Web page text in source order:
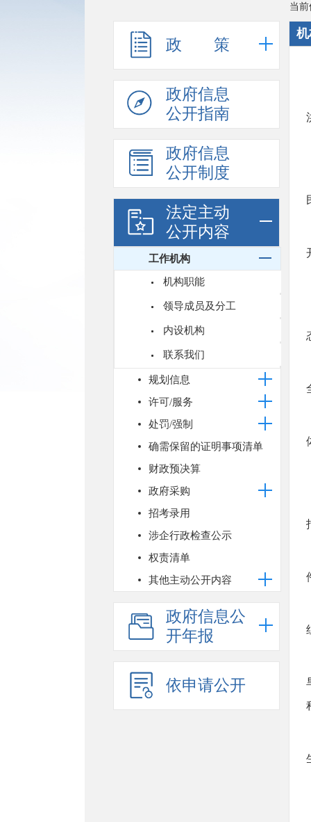
政 策
政府信息
公开指南
政府信息
公开制度
法定主动
公开内容
工作机构
机构职能
领导成员及分工
内设机构
联系我们
规划信息
许可/服务
处罚/强制
确需保留的证明事项清单
财政预决算
政府采购
招考录用
涉企行政检查公示
权责清单
其他主动公开内容
政府信息公
开年报
依申请公开
当